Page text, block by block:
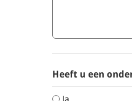
Heeft u een